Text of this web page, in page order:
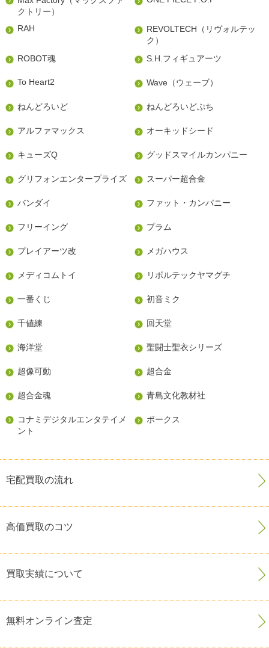
クトリー）
RAH
REVOLTECH（リヴォルテッ
ク）
ROBOT魂
S.H.フィギュアーツ
To Heart2 Wave（ウェーブ）
ねんどろいど ねんどろいどぷち
アルファマックス オーキッドシード
キューズQ グッドスマイルカンパニー
グリフォンエンタープライズ スーパー超合金
バンダイ ファット・カンパニー
フリーイング プラム
プレイアーツ改 メガハウス
メディコムトイ リボルテックヤマグチ
一番くじ 初音ミク
千値練 回天堂
海洋堂 聖闘士聖衣シリーズ
超像可動 超合金
超合金魂 青島文化教材社
コナミデジタルエンタテイメ
ント
ボークス
宅配買取の流れ
高価買取のコツ
買取実績について
無料オンライン査定